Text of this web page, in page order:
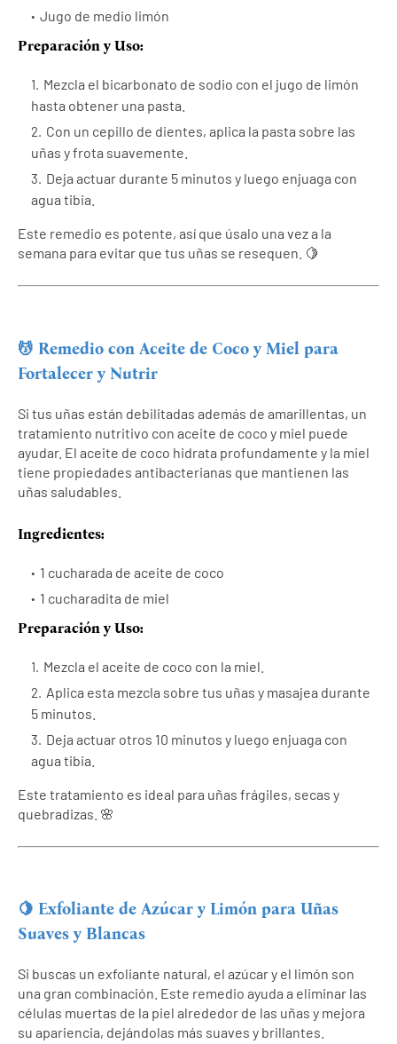
Jugo de medio limón
Preparación y Uso:
Mezcla el bicarbonato de sodio con el jugo de limón
hasta obtener una pasta.
Con un cepillo de dientes, aplica la pasta sobre las
uñas y frota suavemente.
Deja actuar durante 5 minutos y luego enjuaga con
agua tibia.
Este remedio es potente, así que úsalo una vez a la
semana para evitar que tus uñas se resequen. 🍋
💆 Remedio con Aceite de Coco y Miel para
Fortalecer y Nutrir
Si tus uñas están debilitadas además de amarillentas, un
tratamiento nutritivo con aceite de coco y miel puede
ayudar. El aceite de coco hidrata profundamente y la miel
tiene propiedades antibacterianas que mantienen las
uñas saludables.
Ingredientes:
1 cucharada de aceite de coco
1 cucharadita de miel
Preparación y Uso:
Mezcla el aceite de coco con la miel.
Aplica esta mezcla sobre tus uñas y masajea durante
5 minutos.
Deja actuar otros 10 minutos y luego enjuaga con
agua tibia.
Este tratamiento es ideal para uñas frágiles, secas y
quebradizas. 🌸
🍋 Exfoliante de Azúcar y Limón para Uñas
Suaves y Blancas
Si buscas un exfoliante natural, el azúcar y el limón son
una gran combinación. Este remedio ayuda a eliminar las
células muertas de la piel alrededor de las uñas y mejora
su apariencia, dejándolas más suaves y brillantes.